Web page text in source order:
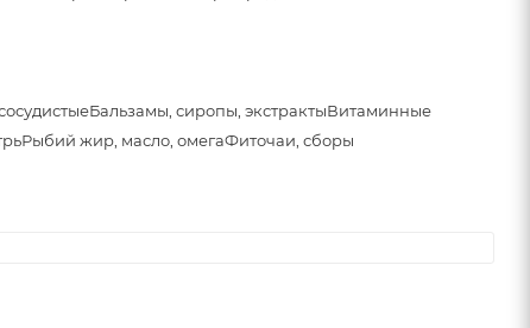
Бальзамы, сиропы, экстрактыВитаминные
Рыбий жир, масло, омегаФиточаи, сборы